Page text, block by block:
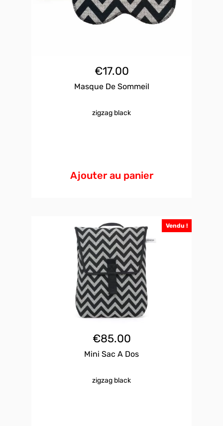
€17.00
Masque De Sommeil
zigzag black
Ajouter au panier
Vendu !
€85.00
Mini Sac A Dos
zigzag black